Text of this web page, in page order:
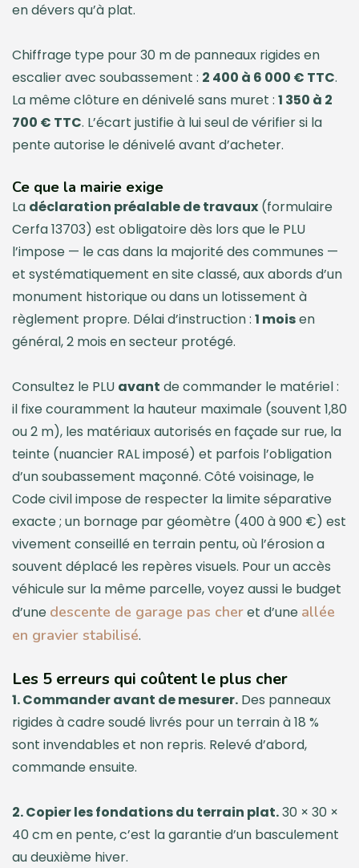
en dévers qu’à plat.
Chiffrage type pour 30 m de panneaux rigides en
escalier avec soubassement : 2 400 à 6 000 € TTC.
La même clôture en dénivelé sans muret : 1 350 à 2
700 € TTC. L’écart justifie à lui seul de vérifier si la
pente autorise le dénivelé avant d’acheter.
Ce que la mairie exige
La déclaration préalable de travaux (formulaire
Cerfa 13703) est obligatoire dès lors que le PLU
l’impose — le cas dans la majorité des communes —
et systématiquement en site classé, aux abords d’un
monument historique ou dans un lotissement à
règlement propre. Délai d’instruction : 1 moisen
général, 2 mois en secteur protégé.
Consultez le PLU avant de commander le matériel :
il fixe couramment la hauteur maximale (souvent 1,80
ou 2 m), les matériaux autorisés en façade sur rue, la
teinte (nuancier RAL imposé) et parfois l’obligation
d’un soubassement maçonné. Côté voisinage, le
Code civil impose de respecter la limite séparative
exacte ; un bornage par géomètre (400 à 900 €) est
vivement conseillé en terrain pentu, où l’érosion a
souvent déplacé les repères visuels. Pour un accès
véhicule sur la même parcelle, voyez aussi le budget
d’une descente de garage pas cheret d’une allée
en gravier stabilisé.
Les 5 erreurs qui coûtent le plus cher
1. Commander avant de mesurer. Des panneaux
rigides à cadre soudé livrés pour un terrain à 18 %
sont invendables et non repris. Relevé d’abord,
commande ensuite.
2. Copier les fondations du terrain plat.30 × 30 ×
40 cm en pente, c’est la garantie d’un basculement
au deuxième hiver.